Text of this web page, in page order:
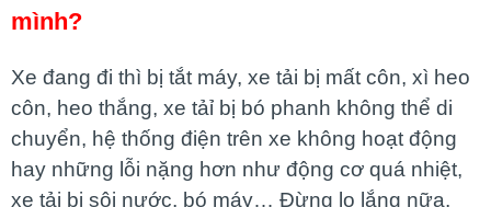
mình?
Xe đang đi thì bị tắt máy, xe tải bị mất côn, xì heo
côn, heo thắng, xe tảỉ bị bó phanh không thể di
chuyển, hệ thống điện trên xe không hoạt động
hay những lỗi nặng hơn như động cơ quá nhiệt,
xe tải bị sôi nước, bó máy… Đừng lo lắng nữa,